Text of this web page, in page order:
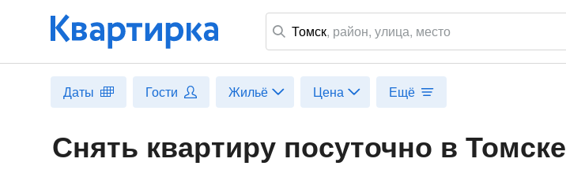
Томск, район, улица, место
Даты Гости Жильё Цена Ещё
Снять квартиру посуточно в Томске